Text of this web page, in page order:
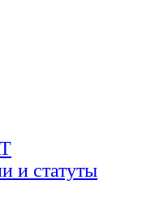
и статуты